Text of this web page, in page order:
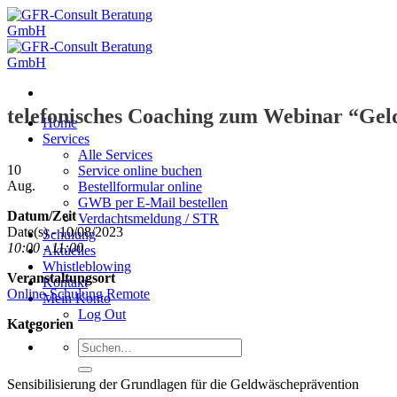
Zum
Inhalt
springen
Home
Services
Alle Services
Service online buchen
Bestellformular online
GWB per E-Mail bestellen
Verdachtsmeldung / STR
Schulung
Aktuelles
Whistleblowing
Kontakt
Mein Konto
Log Out
Suche
nach:
telefonisches Coaching zum Webinar
10
Aug.
Datum/Zeit
Date(s) - 10/08/2023
10:00 - 11:00
Veranstaltungsort
Online-Schulung Remote
Kategorien
Sensibilisierung der Grundlagen für die Geldwäscheprävention